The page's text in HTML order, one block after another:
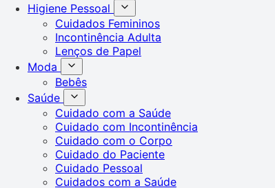
Higiene Pessoal
Cuidados Femininos
Incontinência Adulta
Lenços de Papel
Moda
Bebês
Saúde
Cuidado com a Saúde
Cuidado com Incontinência
Cuidado com o Corpo
Cuidado do Paciente
Cuidado Pessoal
Cuidados com a Saúde